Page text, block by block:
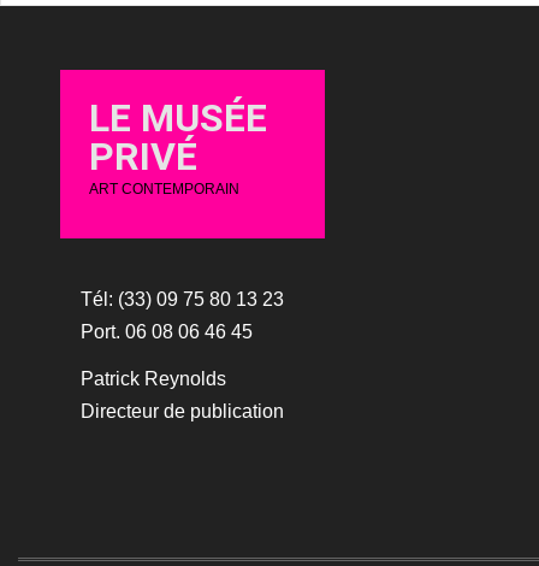
LE MUSÉE
PRIVÉ
ART CONTEMPORAIN
Tél: (33) 09 75 80 13 23
Port. 06 08 06 46 45
Patrick Reynolds
Directeur de publication